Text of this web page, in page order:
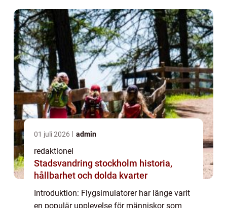
01 juli 2026 admin
redaktionel
Stadsvandring stockholm historia,
hållbarhet och dolda kvarter
Introduktion: Flygsimulatorer har länge varit
en populär upplevelse för människor som